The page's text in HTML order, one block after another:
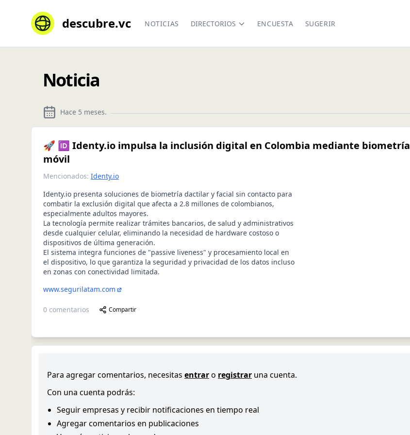
descubre.vc NOTICIAS DIRECTORIOS ENCUESTA SUGERIR
Noticia
Hace 5 meses.
🚀 🆔 Identy.io impulsa la inclusión digital en Colombia mediante biometría
móvil
Mencionados: Identy.io
Identy.io presenta soluciones de biometría dactilar y facial sin contacto para
combatir la exclusión digital que afecta a 2.8 millones de colombianos,
especialmente adultos mayores.
La tecnología permite realizar trámites bancarios, de salud y administrativos
desde cualquier celular, eliminando la necesidad de hardware costoso o
dispositivos de última generación.
El sistema integra funciones de "passive liveness" y procesamiento local en
el dispositivo, lo que garantiza la seguridad y privacidad de los datos incluso
en zonas con conectividad limitada.
www.segurilatam.com
0 comentarios Compartir
Para agregar comentarios, necesitas entraro registrar una cuenta.
Con una cuenta podrás:
Seguir empresas y recibir notificaciones en tiempo real
Agregar comentarios en publicaciones